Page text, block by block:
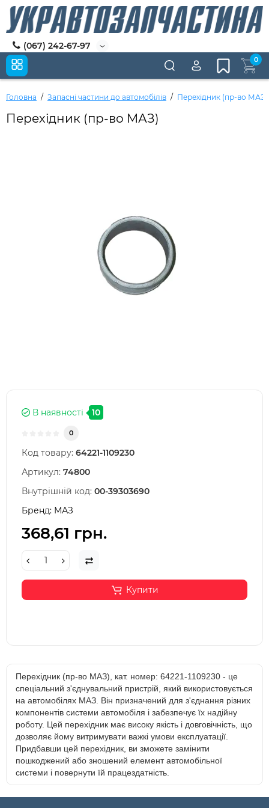
(067) 242-67-97
0
Головна Запасні частини до автомобілів Перехідник (пр-во МАЗ)
Перехідник (пр-во МАЗ)
В наявності 10
0
Код товару: 64221-1109230
Артикул: 74800
Внутрішній код: 00-39303690
Бренд: МАЗ
368,61 грн.
Купити
Перехідник (пр-во МАЗ), кат. номер: 64221-1109230 - це
спеціальний з'єднувальний пристрій, який використовується
на автомобілях МАЗ. Він призначений для з'єднання різних
компонентів системи автомобіля і забезпечує їх надійну
роботу. Цей перехідник має високу якість і довговічність, що
дозволяє йому витримувати важкі умови експлуатації.
Придбавши цей перехідник, ви зможете замінити
пошкоджений або зношений елемент автомобільної
системи і повернути їй працездатність.